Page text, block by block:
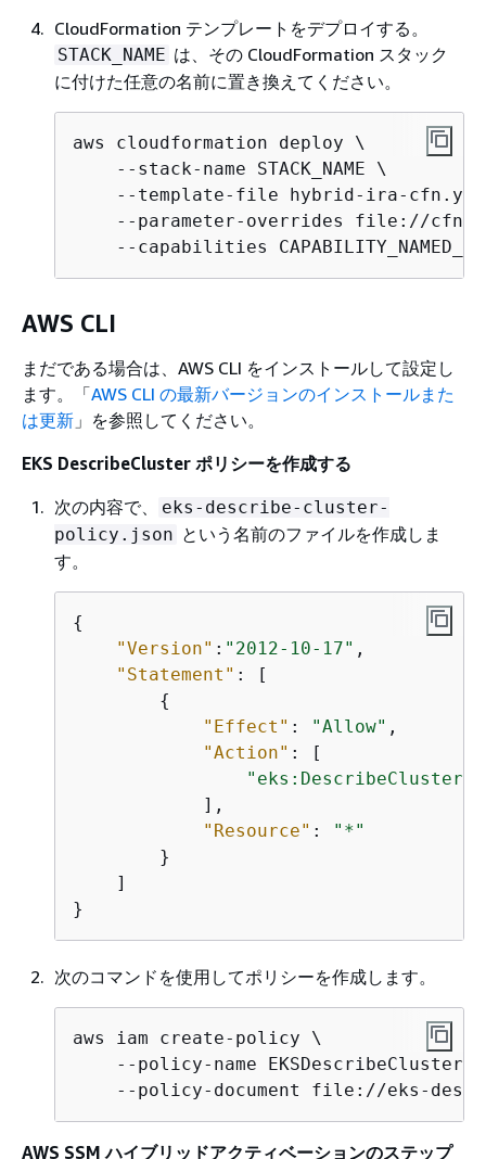
CloudFormation テンプレートをデプロイする。
STACK_NAME は、その CloudFormation スタック
に付けた任意の名前に置き換えてください。
aws cloudformation deploy \
    --stack-name STACK_NAME \
--template-file hybrid-ira-
--parameter-overrides file://cfn-
--capabilities
AWS CLI
まだである場合は、AWS CLI をインストールして設定し
ます。「AWS CLI の最新バージョンのインストールまた
は更新 」を参照してください。
EKS DescribeCluster ポリシーを作成する
次の内容で、
eks-describe-cluster-
policy.json という名前のファイルを作成しま
す。
{
"Version" : "2012-10-17" ,
"Statement" : [
{
"Effect" : "Allow" ,
"Action" : [
"eks:DescribeCluster"
            ],
"Resource" :
"*"
        }
    ]
}
次のコマンドを使用してポリシーを作成します。
aws iam create-policy \
--policy-name
--policy-document file://eks-
AWS SSM ハイブリッドアクティベーションのステップ